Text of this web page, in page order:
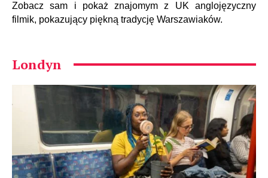
Zobacz sam i pokaż znajomym z UK anglojęzyczny
filmik, pokazujący piękną tradycję Warszawiaków.
Londyn